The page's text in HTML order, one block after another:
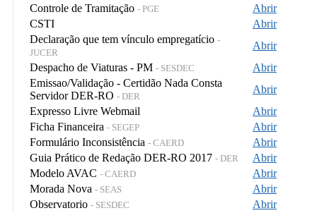
Controle de Tramitação - PGE
Abrir
CSTI
Abrir
Declaração que tem vínculo empregatício -
JUCER
Abrir
Despacho de Viaturas - PM - SESDEC
Abrir
Emissao/Validação - Certidão Nada Consta
Servidor DER-RO - DER
Abrir
Expresso Livre Webmail
Abrir
Ficha Financeira - SEGEP
Abrir
Formulário Inconsistência - CAERD
Abrir
Guia Prático de Redação DER-RO 2017 - DER
Abrir
Modelo AVAC - CAERD
Abrir
Morada Nova - SEAS
Abrir
Observatorio - SESDEC
Abrir